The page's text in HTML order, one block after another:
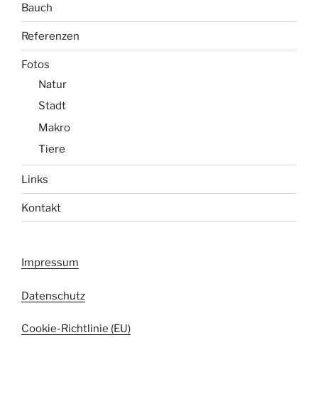
Bauch
Referenzen
Fotos
Natur
Stadt
Makro
Tiere
Links
Kontakt
Impressum
Datenschutz
Cookie-Richtlinie (EU)